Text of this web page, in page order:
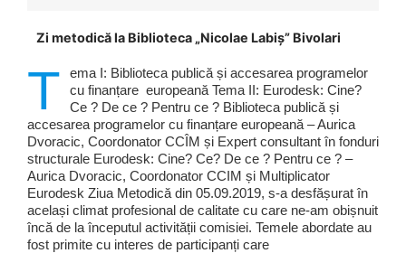
Zi metodică la Biblioteca „Nicolae Labiș” Bivolari
T
ema I: Biblioteca publică și accesarea programelor
cu finanțare europeană Tema II: Eurodesk: Cine?
Ce ? De ce ? Pentru ce ? Biblioteca publică și
accesarea programelor cu finanțare europeană – Aurica
Dvoracic, Coordonator CCÎM și Expert consultant în fonduri
structurale Eurodesk: Cine? Ce? De ce ? Pentru ce ? –
Aurica Dvoracic, Coordonator CCIM și Multiplicator
Eurodesk Ziua Metodică din 05.09.2019, s-a desfășurat în
același climat profesional de calitate cu care ne-am obișnuit
încă de la începutul activității comisiei. Temele abordate au
fost primite cu interes de participanți care